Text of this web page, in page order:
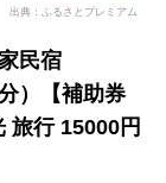
出典：ふるさとプレミアム
民宿
）【補助券
旅行 15000円